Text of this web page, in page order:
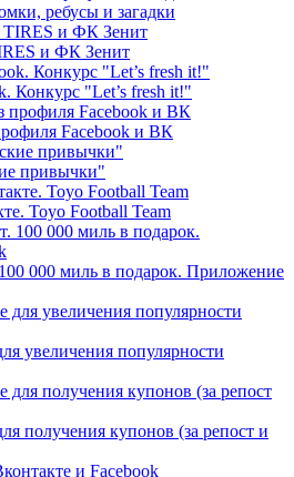
ребусы и загадки
и ФК Зенит
Конкурс "Let’s fresh it!"
Facebook и ВК
привычки"
Toyo Football Team
000 миль в подарок. Приложение
увеличения популярности
получения купонов (за репост и